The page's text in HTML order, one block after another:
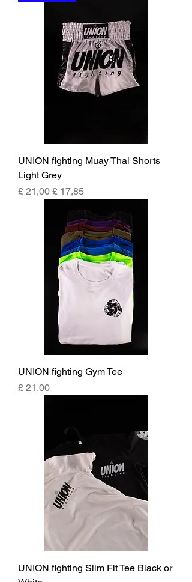
UNION fighting Muay Thai Shorts
Light Grey
Preço normal
£ 21,00 Preço promocional
£ 17,85
UNION fighting Gym Tee
Preço
£ 21,00
UNION fighting Slim Fit Tee Black or